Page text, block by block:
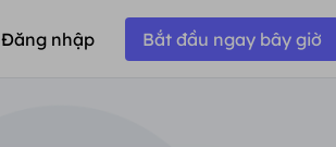
Đăng nhập Bắt đầu ngay bây giờ